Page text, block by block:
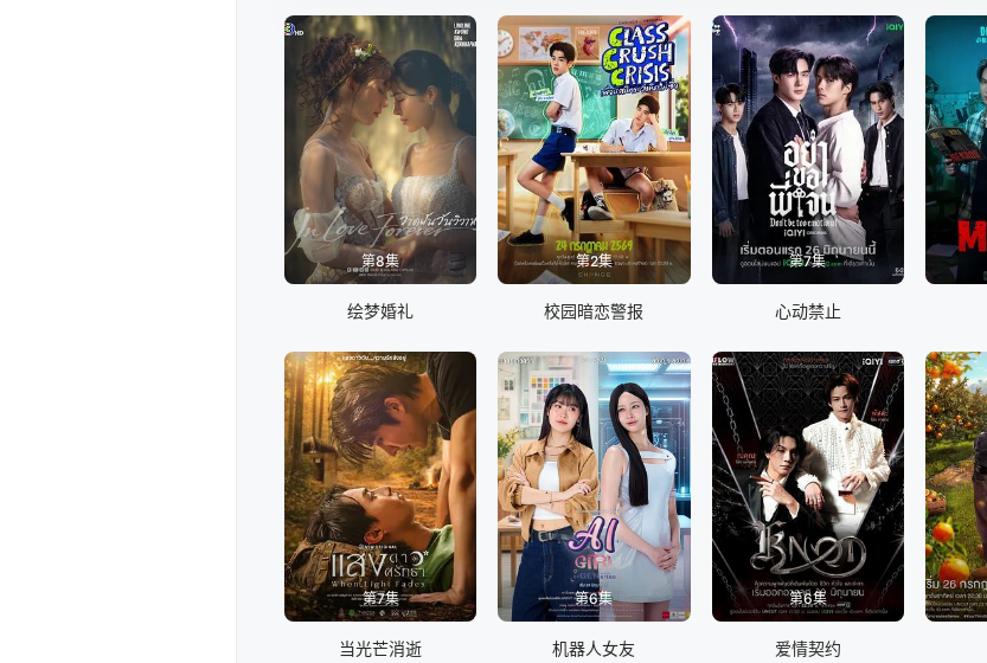
第8集
绘梦婚礼
第2集
校园暗恋警报
第7集
心动禁止
第7集
当光芒消逝
第6集
机器人女友
第6集
爱情契约